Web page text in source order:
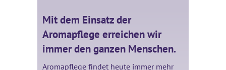
Mit dem Einsatz der
Aromapflege erreichen wir
immer den ganzen Menschen.
Aromapflege findet heute immer mehr